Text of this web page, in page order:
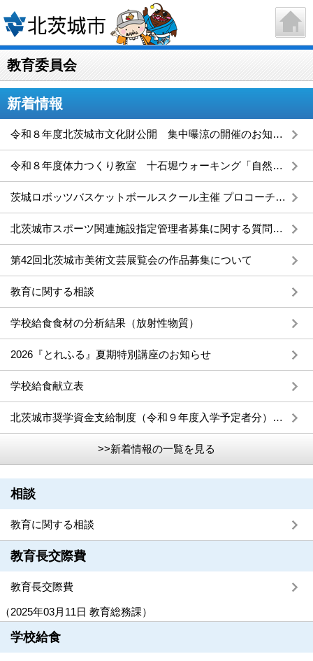
教育委員会
新着情報
令和８年度北茨城市文化財公開 集中曝涼の開催のお知らせ
令和８年度体力つくり教室 十石堀ウォーキング「自然体験活動を通じた郷土教育」を実施します。
茨城ロボッツバスケットボールスクール主催 プロコーチによるバスケットボールクリニックが開催されます！
北茨城市スポーツ関連施設指定管理者募集に関する質問に対する回答
第42回北茨城市美術文芸展覧会の作品募集について
教育に関する相談
学校給食食材の分析結果（放射性物質）
2026『とれふる』夏期特別講座のお知らせ
学校給食献立表
北茨城市奨学資金支給制度（令和９年度入学予定者分）の申請を受け付けます
>>新着情報の一覧を見る
相談
教育に関する相談
教育長交際費
教育長交際費
（2025年03月11日 教育総務課）
学校給食